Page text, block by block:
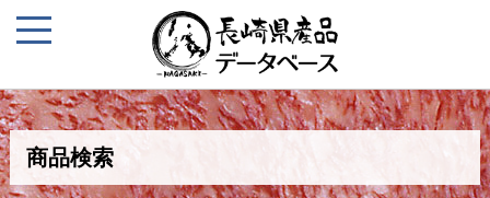
商品検索